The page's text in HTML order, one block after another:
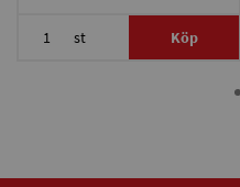
st Köp